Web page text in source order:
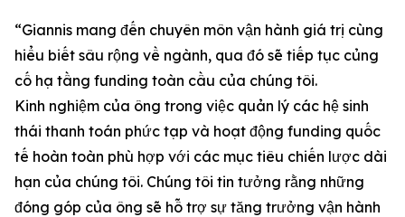
“Giannis mang đến chuyên môn vận hành giá trị cùng
hiểu biết sâu rộng về ngành, qua đó sẽ tiếp tục củng
cố hạ tầng funding toàn cầu của chúng tôi.
Kinh nghiệm của ông trong việc quản lý các hệ sinh
thái thanh toán phức tạp và hoạt động funding quốc
tế hoàn toàn phù hợp với các mục tiêu chiến lược dài
hạn của chúng tôi. Chúng tôi tin tưởng rằng những
đóng góp của ông sẽ hỗ trợ sự tăng trưởng vận hành